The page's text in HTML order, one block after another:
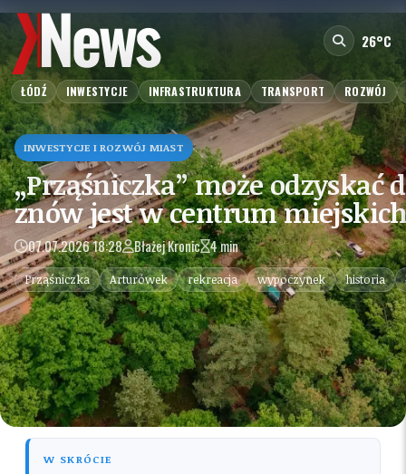
26°C
ŁÓDŹ INWESTYCJE INFRASTRUKTURA TRANSPORT ROZWÓJ
INWESTYCJE I ROZWÓJ MIAST
„Prząśniczka” może
znów jest w centrum
07.07.2026 18:28 Błażej Kronic 4 min
Prząśniczka Arturówek rekreacja wypoczynek historia
W SKRÓCIE